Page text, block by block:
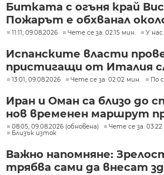
Битката с огъня край
Пожарът е обхванал
11:11, 09.08.2026 Чете се за: 02:15 мин. У нас
Испанските власти
пристигащи от Италия
13:01, 09.08.2026 Чете се за: 02:02 мин. По
Иран и Оман са близо до
нов временен маршрут
08:05, 09.08.2026 (обновена)
Чете се за:
Близък изток
Важно напомняне:
трябва сами да внесат